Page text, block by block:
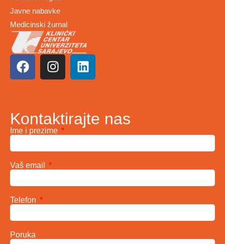
Javne nabavke
Medicinski žurnal
Kontaktirajte nas
Ime i prezime
Vaš email
Telefon
Poruka